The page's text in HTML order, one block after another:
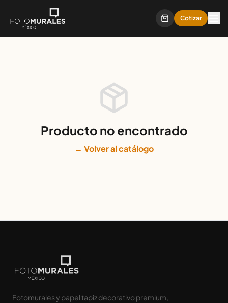
Cotizar
Producto no encontrado
← Volver al catálogo
Fotomurales y papel tapiz decorativo premium,